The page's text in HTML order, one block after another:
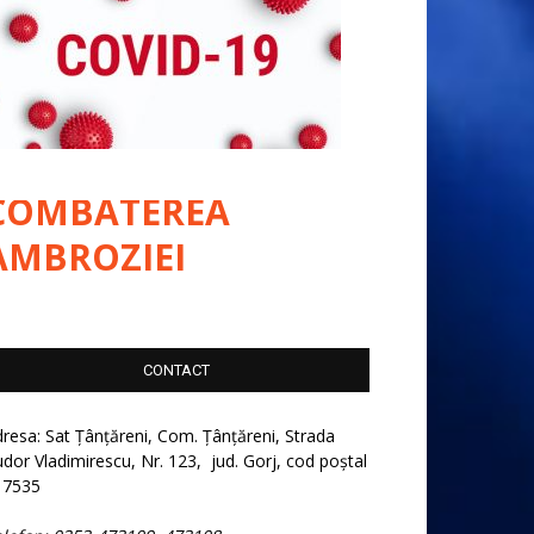
CONTACT
Sat Țânțăreni, Com. Țânțăreni, Strada
Vladimirescu, Nr. 123, jud. Gorj, cod poștal